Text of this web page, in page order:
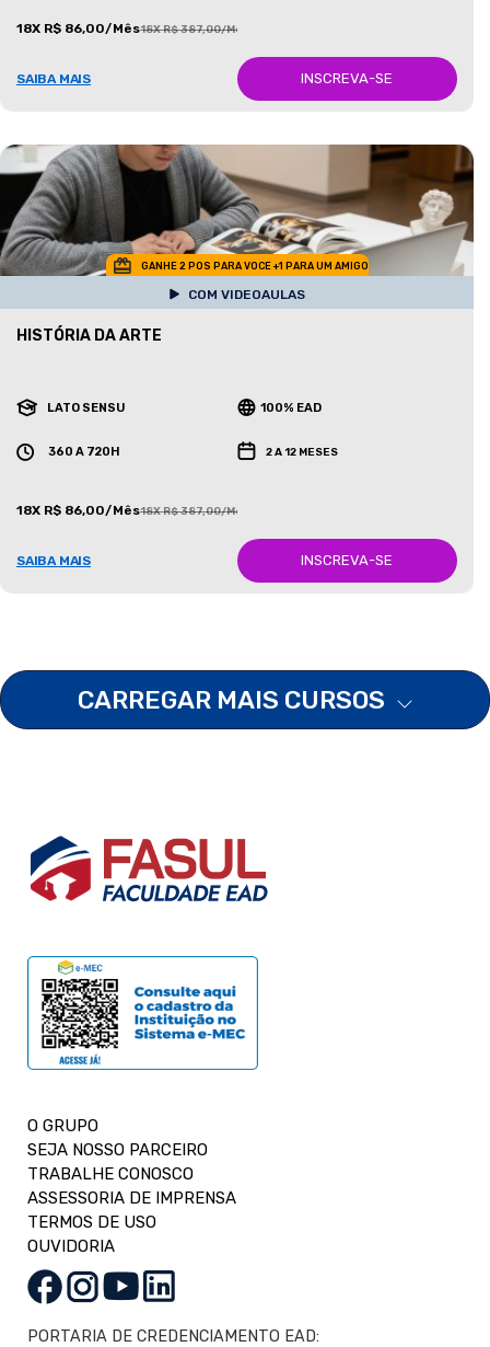
18X R$ 86,00/Mês18X R$ 387,00/Mês
SAIBA MAIS INSCREVA-SE
GANHE 2 POS PARA VOCE +1 PARA UM AMIGO
COM VIDEOAULAS
HISTÓRIA DA ARTE
LATO SENSU 100% EAD
360 A 720H 2 A 12 MESES
18X R$ 86,00/Mês18X R$ 387,00/Mês
SAIBA MAIS INSCREVA-SE
CARREGAR MAIS CURSOS
O GRUPO
SEJA NOSSO PARCEIRO
TRABALHE CONOSCO
ASSESSORIA DE IMPRENSA
TERMOS DE USO
OUVIDORIA
PORTARIA DE CREDENCIAMENTO EAD: